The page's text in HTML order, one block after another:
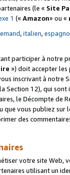
(le « Site
1 (« Amazon» ou «
,italien,
participer à notre
») doit accepter les
inscrivant à notre
Section 12), qui
le Décompte de
que vous publiez
des
votre site Web,
utilisant un